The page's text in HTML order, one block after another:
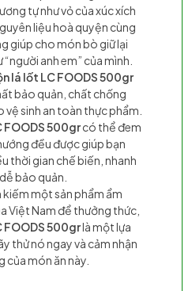
tự như vỏ của xúc xích
liệu hoà quyện cùng
giúp cho món bò giữ lại
anh em” của mình.
lá lốt LC FOODS 500gr
bảo quản, chất chống
sinh an toàn thực phẩm.
FOODS 500grcó thể đem
đều được giúp bạn
thời gian chế biến, nhanh
bảo quản.
một sản phẩm ẩm
Việt Nam để thưởng thức,
FOODS 500grlà một lựa
thử nó ngay và cảm nhận
của món ăn này.